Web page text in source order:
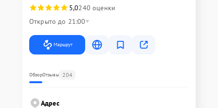
5,0240 оценки
Открыто до 21:00
Маршрут
ОбзорОтзывы 204
Адрес